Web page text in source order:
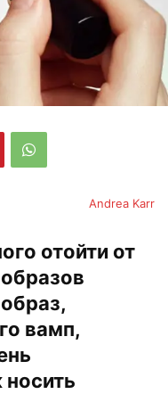
Andrea Karr
отойти от
вамп,